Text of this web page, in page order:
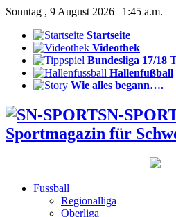
Sonntag , 9 August 2026 | 1:45 a.m.
Startseite
Videothek
Bundesliga 17/18
Hallenfußball
Wie alles begann….
SN-
Sportmagazin für
Fussball
Regionalliga
Oberliga